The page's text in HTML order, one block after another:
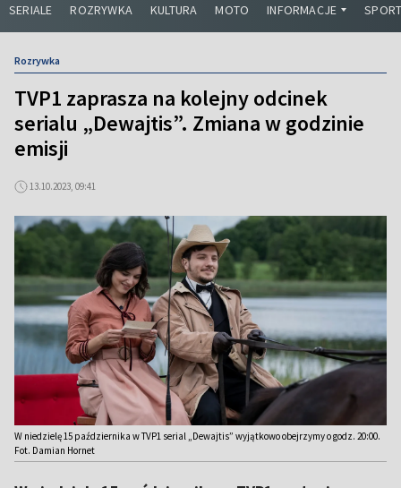
SERIALE ROZRYWKA KULTURA MOTO INFORMACJE
Rozrywka
TVP1 zaprasza na kolejny odcinek
serialu „Dewajtis”. Zmiana w godzinie
emisji
13.10.2023, 09:41
W niedzielę 15 października w TVP1 serial „Dewajtis” wyjątkowo obejrzymy o godz. 20:00.
Fot. Damian Hornet